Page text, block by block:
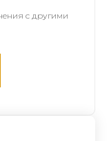
с другими